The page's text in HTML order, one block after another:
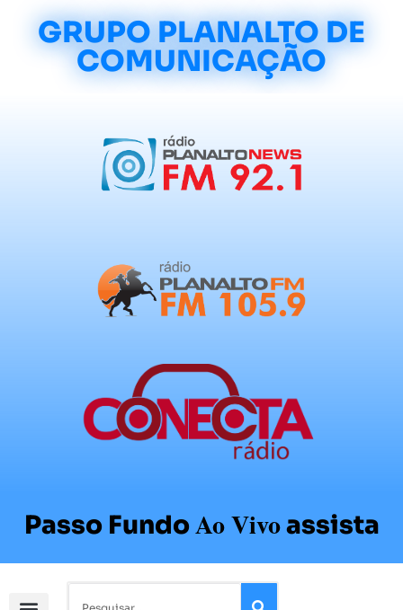
GRUPO PLANALTO DE
COMUNICAÇÃO
Passo FundoAo Vivoassista